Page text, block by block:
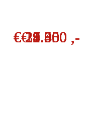
€ 17.950 ,-
€ 29.950 ,-
€ 39.000 ,-
€ 24.500 ,-
€ 24.950 ,-
€ 8.500 ,-
€ 22.500 ,-
€ 21.450 ,-